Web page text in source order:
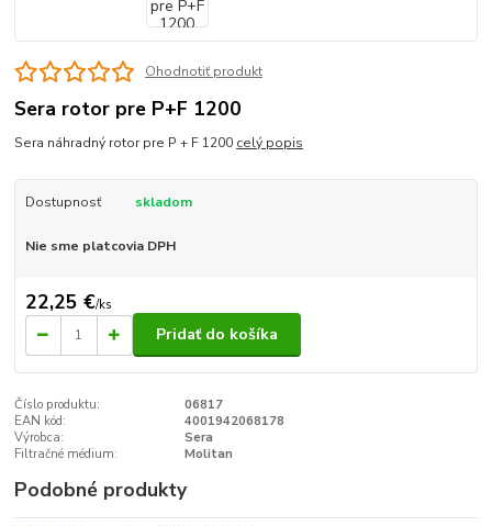
Ohodnotiť produkt
Sera rotor pre P+F 1200
Sera náhradný rotor pre P + F 1200 celý popis
Dostupnosť skladom
Nie sme platcovia DPH
22,25 €/ks
Pridať do košíka
Číslo produktu:
06817
EAN kód:
4001942068178
Výrobca:
Sera
Filtračné médium:
Molitan
Podobné produkty